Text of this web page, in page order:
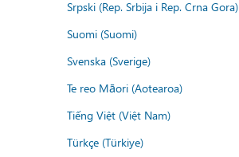
Srpski (Rep. Srbija i Rep. Crna Gora)
Suomi (Suomi)
Svenska (Sverige)
Te reo Māori (Aotearoa)
Tiếng Việt (Việt Nam)
Türkçe (Türkiye)